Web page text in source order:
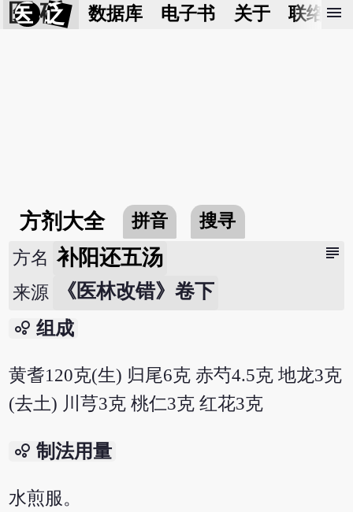
医 砭 数据库 电子书 关于 联络我
menu
方剂大全 拼音 搜寻
subject
方名 补阳还五汤
来源 《医林改错》卷下
bubble_chart 组成
黄耆120克(生) 归尾6克 赤芍4.5克 地龙3克
(去土) 川芎3克 桃仁3克 红花3克
bubble_chart 制法用量
水煎服。